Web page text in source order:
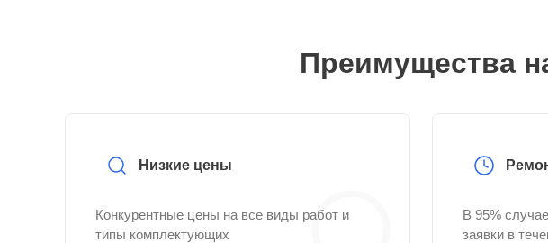
Преимущества
Низкие цены
Конкурентные цены на все виды работ и
типы комплектующих
В 95%
заявки в